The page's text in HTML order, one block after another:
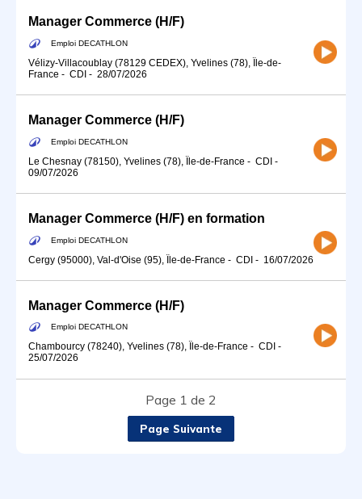
Manager Commerce (H/F)
Emploi DECATHLON
Vélizy-Villacoublay (78129 CEDEX), Yvelines (78), Île-de-
France - CDI - 28/07/2026
Manager Commerce (H/F)
Emploi DECATHLON
Le Chesnay (78150), Yvelines (78), Île-de-France - CDI -
09/07/2026
Manager Commerce (H/F) en formation
Emploi DECATHLON
Cergy (95000), Val-d'Oise (95), Île-de-France - CDI - 16/07/2026
Manager Commerce (H/F)
Emploi DECATHLON
Chambourcy (78240), Yvelines (78), Île-de-France - CDI -
25/07/2026
Page 1 de 2
Page Suivante